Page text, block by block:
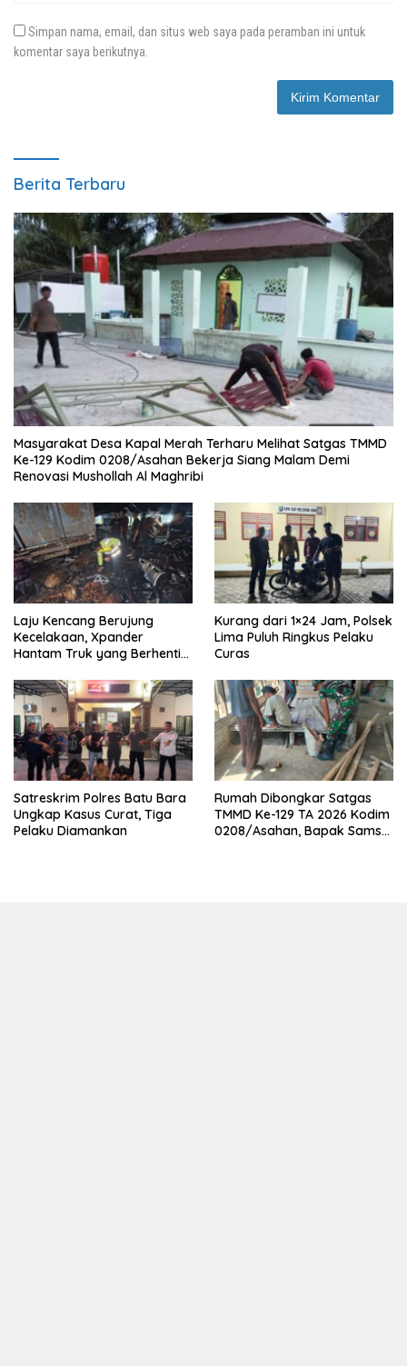
Simpan nama, email, dan situs web saya pada peramban ini untuk
komentar saya berikutnya.
Berita Terbaru
Masyarakat Desa Kapal Merah Terharu Melihat Satgas TMMD
Ke-129 Kodim 0208/Asahan Bekerja Siang Malam Demi
Renovasi Mushollah Al Maghribi
Laju Kencang Berujung
Kecelakaan, Xpander
Hantam Truk yang Berhenti
Kurang dari 1×24 Jam, Polsek
Lima Puluh Ringkus Pelaku
Curas
Satreskrim Polres Batu Bara
Ungkap Kasus Curat, Tiga
Pelaku Diamankan
Rumah Dibongkar Satgas
TMMD Ke-129 TA 2026 Kodim
0208/Asahan, Bapak Samsul